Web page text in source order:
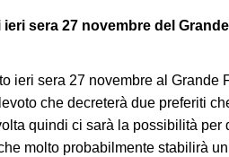
sera 27 novembre del
ieri sera 27 novembre al Grande
che decreterà due preferiti
quindi ci sarà la possibilità per
molto probabilmente stabilirà